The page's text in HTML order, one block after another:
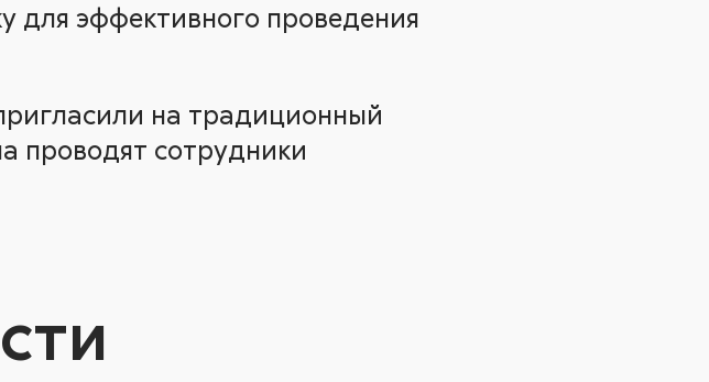
для эффективного проведения
на традиционный
проводят сотрудники